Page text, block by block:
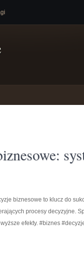
biznesowe to klucz do
procesy decyzyjne.
efekty. #biznes